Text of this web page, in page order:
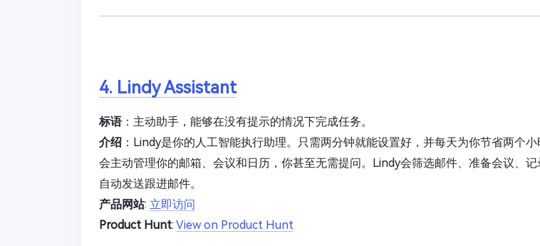
4. Lindy Assistant
标语：主动助手，能够在没有提示的情况下完成任务。
介绍 ：Lindy是你的人工智能执行助理。只需两分钟就能设置好，并每天为你节省两个
会主动管理你的邮箱、会议和日历，你甚至无需提问。Lindy会筛选邮件、准备会议、
自动发送跟进邮件。
产品网站: 立即访问
Product Hunt: View on Product Hunt